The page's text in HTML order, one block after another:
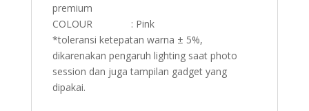
premium
COLOUR : Pink
*toleransi ketepatan warna ± 5%,
dikarenakan pengaruh lighting saat photo
session dan juga tampilan gadget yang
dipakai.